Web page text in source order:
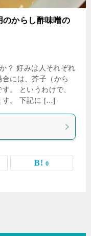
のからし酢味噌の
？ 好みは人それぞれ
には、芥子（から
。 というわけで、
す。 下記に […]
0